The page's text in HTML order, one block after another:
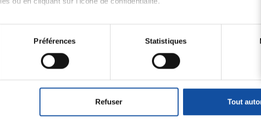
également :
sur votre localisation géographique qui peuvent être précises à
de vos données personnelles et définir vos préférences, reportez-
ou retirer votre consentement à tout moment à partir de la déclaration
Préférences Statistiques
Refuser Tout